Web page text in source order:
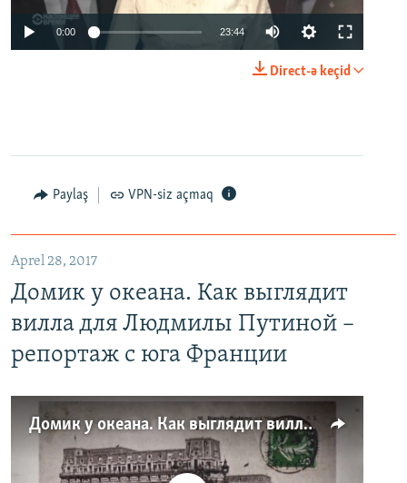
0:00 23:44
Direct-ə keçid
Paylaş VPN-siz açmaq
Aprel 28, 2017
Домик у океана. Как выглядит
вилла для Людмилы Путиной –
репортаж с юга Франции
Домик у океана. Как выглядит вилла для Людмилы Путиной – репортаж с юга Франции